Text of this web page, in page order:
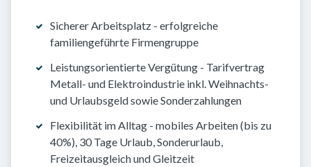
Sicherer Arbeitsplatz - erfolgreiche
familiengeführte Firmengruppe
Leistungsorientierte Vergütung - Tarifvertrag
Metall- und Elektroindustrie inkl. Weihnachts-
und Urlaubsgeld sowie Sonderzahlungen
Flexibilität im Alltag - mobiles Arbeiten (bis zu
40%), 30 Tage Urlaub, Sonderurlaub,
Freizeitausgleich und Gleitzeit